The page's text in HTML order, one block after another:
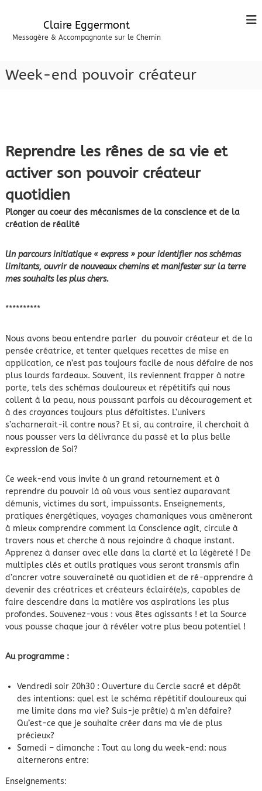
Claire Eggermont
Messagère & Accompagnante sur le Chemin
Week-end pouvoir créateur
Reprendre les rênes de sa vie et
activer son pouvoir créateur
quotidien
Plonger au coeur des mécanismes de la conscience et de la
création de réalité
Un parcours initiatique « express » pour identifier nos schémas
limitants, ouvrir de nouveaux chemins et manifester sur la terre
mes souhaits les plus chers.
**********
Nous avons beau entendre parler du pouvoir créateur et de la
pensée créatrice, et tenter quelques recettes de mise en
application, ce n’est pas toujours facile de nous défaire de nos
plus lourds fardeaux. Souvent, ils reviennent frapper à notre
porte, tels des schémas douloureux et répétitifs qui nous
collent à la peau, nous poussant parfois au découragement et
à des croyances toujours plus défaitistes. L’univers
s’acharnerait-il contre nous? Et si, au contraire, il cherchait à
nous pousser vers la délivrance du passé et la plus belle
expression de Soi?
Ce week-end vous invite à un grand retournement et à
reprendre du pouvoir là où vous vous sentiez auparavant
démunis, victimes du sort, impuissants. Enseignements,
pratiques énergétiques, voyages chamaniques vous amèneront
à mieux comprendre comment la Conscience agit, circule à
travers nous et cherche à nous rejoindre à chaque instant.
Apprenez à danser avec elle dans la clarté et la légèreté ! De
multiples clés et outils pratiques vous seront transmis afin
d’ancrer votre souveraineté au quotidien et de ré-apprendre à
devenir des créatrices et créateurs éclairé(e)s, capables de
faire descendre dans la matière vos aspirations les plus
profondes. Souvenez-vous : vous êtes agissants ! et la Source
vous pousse chaque jour à révéler votre plus beau potentiel !
Au programme :
Vendredi soir 20h30 : Ouverture du Cercle sacré et dépôt
des intentions: quel est le schéma répétitif douloureux qui
me limite dans ma vie? Suis-je prêt(e) à m’en défaire?
Qu’est-ce que je souhaite créer dans ma vie de plus
précieux?
Samedi – dimanche : Tout au long du week-end: nous
alternerons entre:
Enseignements: